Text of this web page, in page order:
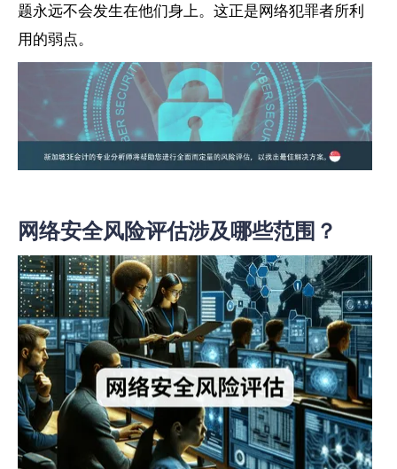
题永远不会发生在他们身上。这正是网络犯罪者所利
用的弱点。
网络安全风险评估涉及哪些范围？